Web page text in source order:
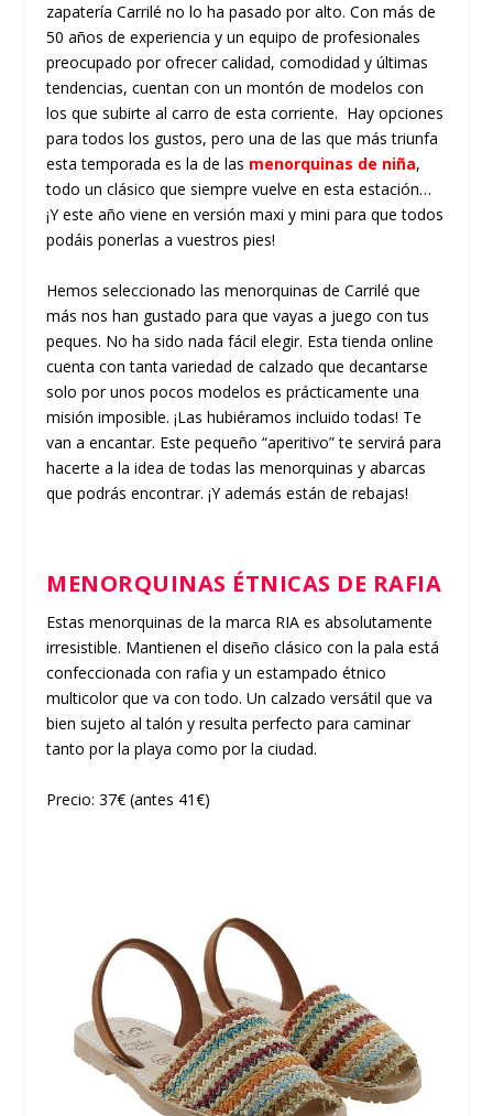
zapatería Carrilé no lo ha pasado por alto. Con más de
50 años de experiencia y un equipo de profesionales
preocupado por ofrecer calidad, comodidad y últimas
tendencias, cuentan con un montón de modelos con
los que subirte al carro de esta corriente. Hay opciones
para todos los gustos, pero una de las que más triunfa
esta temporada es la de las menorquinas de niña,
todo un clásico que siempre vuelve en esta estación…
¡Y este año viene en versión maxi y mini para que todos
podáis ponerlas a vuestros pies!
Hemos seleccionado las menorquinas de Carrilé que
más nos han gustado para que vayas a juego con tus
peques. No ha sido nada fácil elegir. Esta tienda online
cuenta con tanta variedad de calzado que decantarse
solo por unos pocos modelos es prácticamente una
misión imposible. ¡Las hubiéramos incluido todas! Te
van a encantar. Este pequeño “aperitivo” te servirá para
hacerte a la idea de todas las menorquinas y abarcas
que podrás encontrar. ¡Y además están de rebajas!
MENORQUINAS ÉTNICAS DE RAFIA
Estas menorquinas de la marca RIA es absolutamente
irresistible. Mantienen el diseño clásico con la pala está
confeccionada con rafia y un estampado étnico
multicolor que va con todo. Un calzado versátil que va
bien sujeto al talón y resulta perfecto para caminar
tanto por la playa como por la ciudad.
Precio: 37€ (antes 41€)